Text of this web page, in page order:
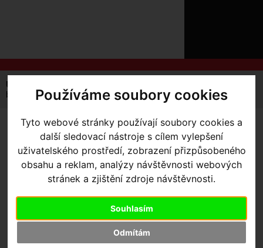
Používáme soubory cookies
Tyto webové stránky používají soubory cookies a
další sledovací nástroje s cílem vylepšení
uživatelského prostředí, zobrazení přizpůsobeného
obsahu a reklam, analýzy návštěvnosti webových
stránek a zjištění zdroje návštěvnosti.
Souhlasím
Odmítám
O
SLUŽBY
ZTRATILI
Úvodní strana
brzdy Sram Motive Bronze
BRZDY SRAM MOTIVE
BRONZE- brzdy Sram Motive
Bronze přední